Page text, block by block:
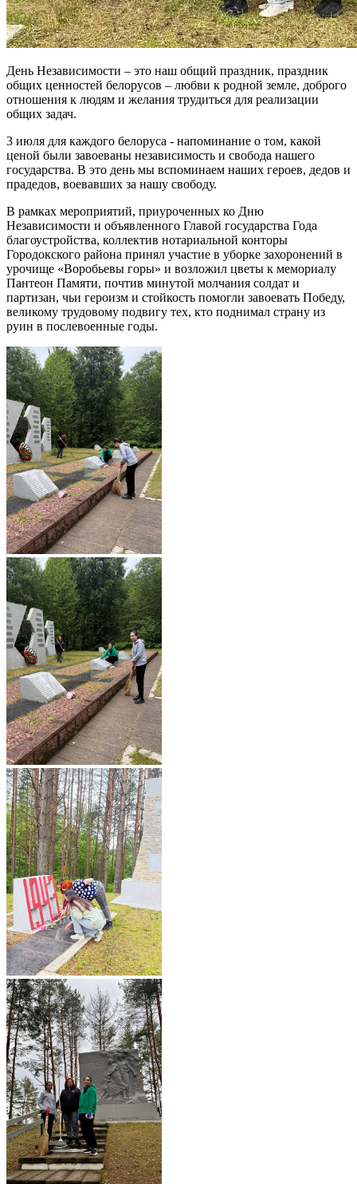
День Независимости – это наш общий праздник, праздник
общих ценностей белорусов – любви к родной земле, доброго
отношения к людям и желания трудиться для реализации
общих задач.
3 июля для каждого белоруса - напоминание о том, какой
ценой были завоеваны независимость и свобода нашего
государства. В это день мы вспоминаем наших героев, дедов и
прадедов, воевавших за нашу свободу.
В рамках мероприятий, приуроченных ко Дню
Независимости и объявленного Главой государства Года
благоустройства, коллектив нотариальной конторы
Городокского района принял участие в уборке захоронений в
урочище «Воробьевы горы» и возложил цветы к мемориалу
Пантеон Памяти, почтив минутой молчания солдат и
партизан, чьи героизм и стойкость помогли завоевать Победу,
великому трудовому подвигу тех, кто поднимал страну из
руин в послевоенные годы.